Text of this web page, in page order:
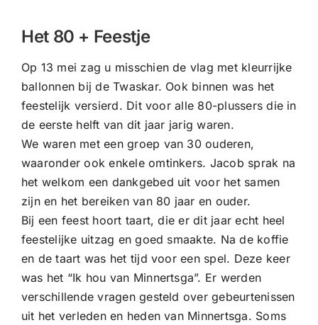
Zoeken
Het 80 + Feestje
Op 13 mei zag u misschien de vlag met kleurrijke
ballonnen bij de Twaskar. Ook binnen was het
feestelijk versierd. Dit voor alle 80-plussers die in
de eerste helft van dit jaar jarig waren.
We waren met een groep van 30 ouderen,
waaronder ook enkele omtinkers. Jacob sprak na
het welkom een dankgebed uit voor het samen
zijn en het bereiken van 80 jaar en ouder.
Bij een feest hoort taart, die er dit jaar echt heel
feestelijke uitzag en goed smaakte. Na de koffie
en de taart was het tijd voor een spel. Deze keer
was het “Ik hou van Minnertsga”. Er werden
verschillende vragen gesteld over gebeurtenissen
uit het verleden en heden van Minnertsga. Soms